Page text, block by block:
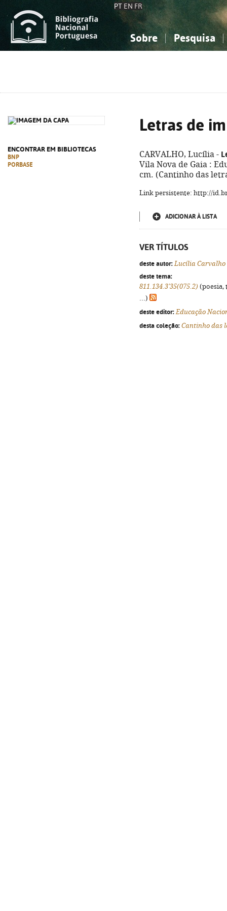
PT EN FR
Sobre Pesquisa
ENCONTRAR EM BIBLIOTECAS
BNP
PORBASE
Letras de
CARVALHO, Lucília -
Vila Nova de Gaia :
cm. (Cantinho das
Link persistente: http://
ADICIONAR À LISTA
VER TÍTULOS
deste autor: Lucília Carvalho
deste tema:
811.134.3'35(075.2) (poesia,
...)
deste editor: Educação
desta coleção: Cantinho das